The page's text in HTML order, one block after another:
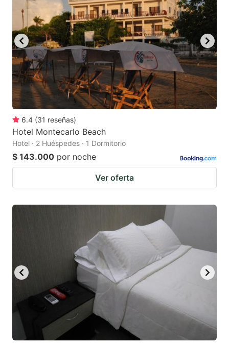
mark
key
to
get
the
keyboard
shortcuts
for
changing
dates.
mark
key
to
get
the
keyboard
shortcuts
6.4 (31 reseñas)
Hotel Montecarlo Beach
Hotel · 2 Huéspedes · 1 Dormitorio
$ 143.000 por noche
Ver oferta